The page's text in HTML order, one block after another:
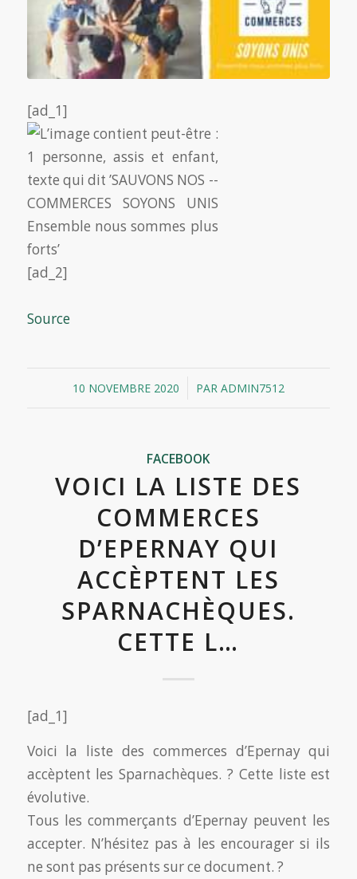
[ad_1]
[ad_2]
Source
10 NOVEMBRE 2020
/ PAR ADMIN7512
FACEBOOK
VOICI LA LISTE DES
COMMERCES
D’EPERNAY QUI
ACCÈPTENT LES
SPARNACHÈQUES.
CETTE L…
[ad_1]
Voici la liste des commerces d’Epernay qui
accèptent les Sparnachèques. ? Cette liste est
évolutive.
Tous les commerçants d’Epernay peuvent les
accepter. N’hésitez pas à les encourager si ils
ne sont pas présents sur ce document. ?